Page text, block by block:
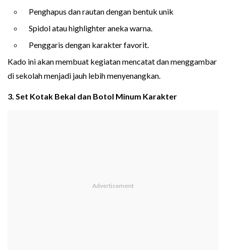
Penghapus dan rautan dengan bentuk unik
Spidol atau highlighter aneka warna.
Penggaris dengan karakter favorit.
Kado ini akan membuat kegiatan mencatat dan menggambar
di sekolah menjadi jauh lebih menyenangkan.
3. Set Kotak Bekal dan Botol Minum Karakter